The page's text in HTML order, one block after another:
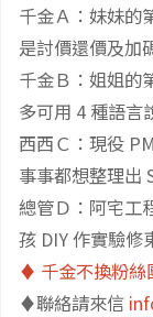
繪
與
泰
按
摩"
宿
心
太
平
洋
千金Ａ：妹妹的
是討價還價及加
千金Ｂ：姐姐的
多可用 4 種語言
西西Ｃ：現役
事事都想整理出
總管Ｄ：阿宅工
孩 DIY 作實驗修
♦️ 千金不換粉絲
♦️聯絡請來信